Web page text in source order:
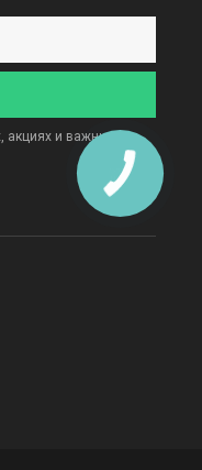
и важных